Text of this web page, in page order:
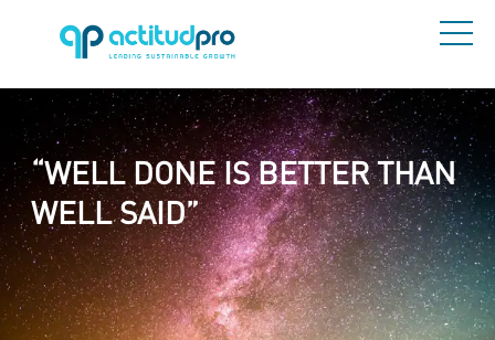
“WELL DONE IS BETTER THAN
WELL SAID”